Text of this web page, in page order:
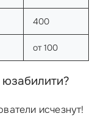
400
от 100
юзабилити?
исчезнут!